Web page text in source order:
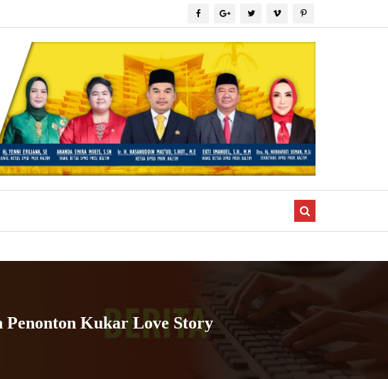
Penonton Kukar Love Story